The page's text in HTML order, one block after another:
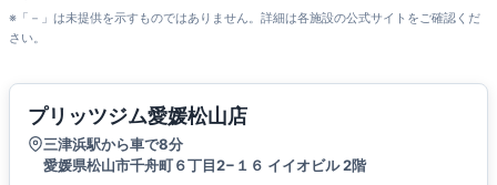
※「－」は未提供を示すものではありません。詳細は各施設の公式サイトをご確認くだ
さい。
プリッツジム愛媛松山店
三津浜駅から車で8分
愛媛県松山市千舟町６丁目2−１６ イイオビル 2階